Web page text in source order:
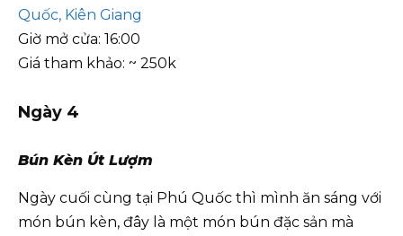
Quốc, Kiên Giang
Giờ mở cửa: 16:00
Giá tham khảo: ~ 250k
Ngày 4
Bún Kèn Út Lượm
Ngày cuối cùng tại Phú Quốc thì mình ăn sáng với
món bún kèn, đây là một món bún đặc sản mà